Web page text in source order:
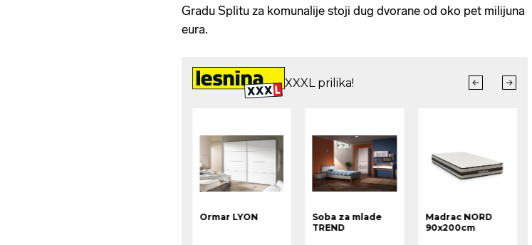
Gradu Splitu za komunalije stoji dug dvorane od oko pet milijuna
eura.